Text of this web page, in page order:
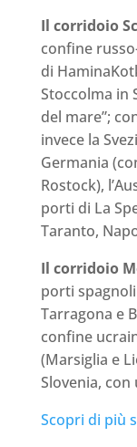
Il corridoio
confine
di
Stoccolma in
del mare”;
invece la
Germania
Rostock),
porti di La
Taranto,
Il corridoio
porti spagnoli
Tarragona e
confine
(Marsiglia e
Slovenia, con
Scopri di più